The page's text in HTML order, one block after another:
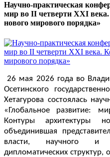
Научно-практическая
мир во II четверти XXI
нового мирового порядка»
26 мая 2026 года во
Осетинского
Хетагурова состоялась
«Глобальное развитие:
Контуры архитектуры
объединившая
власти, научного и
дипломатических структур,